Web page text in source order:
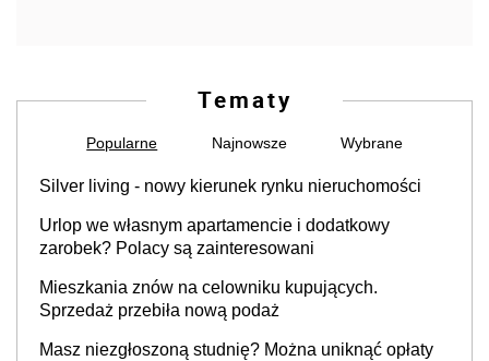
Tematy
Popularne Najnowsze Wybrane
Silver living - nowy kierunek rynku nieruchomości
Urlop we własnym apartamencie i dodatkowy
zarobek? Polacy są zainteresowani
Mieszkania znów na celowniku kupujących.
Sprzedaż przebiła nową podaż
Masz niezgłoszoną studnię? Można uniknąć opłaty